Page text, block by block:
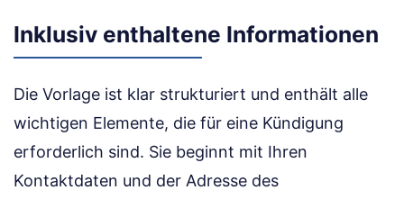
Inklusiv enthaltene Informationen
Die Vorlage ist klar strukturiert und enthält alle
wichtigen Elemente, die für eine Kündigung
erforderlich sind. Sie beginnt mit Ihren
Kontaktdaten und der Adresse des